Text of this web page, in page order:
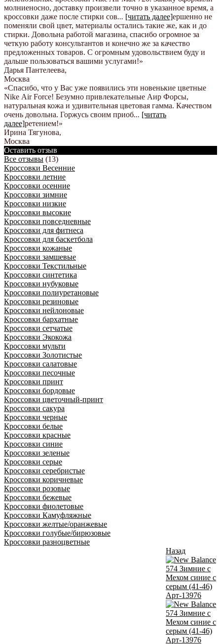
молниеносно, доставку произвели точно в указанное время, а
кроссовки даже после стирки сов... [читать далее]ершенно не
поменяли свой цвет, материалы остались такие же, как и до
стирки. Довольна работой магазина, спасибо огромное за
четкую работу консультантов и конечно же за качество
предложенных товаров. С огромным удовольствием буду и
дальше пользоваться вашими услугами!»
Дарья Пантелеева,
Москва
«Спасибо, что у Вас уже появились эти новенькие цветные
Nike Аir Force! Безумно привлекательные Аир Форсы,
натуральная кожа и удивительная цветовая гамма. Качеством
очень довольна. Горжусь своим приоб... [читать
далее]ретением!»
Ирина Тягунова,
Москва
Оставить отзыв
Все отзывы (13)
Кроссовки Весенние
Кроссовки летние
Кроссовки осенние
Кроссовки зимние
Кроссовки низкие
Кроссовки высокие
Кроссовки повседневные
Кроссовки для фитнеса
Кроссовки для баскетбола
Кроссовки кожаные
Кроссовки замшевые
Кроссовки Текстильные
Кроссовки синтетика
Кроссовки нубуковые
Кроссовки полиуретановые
Кроссовки резиновые
Кроссовки нейлоновые
Кроссовки бархатные
Кроссовки сетчатые
Кроссовки Экокожа
Кроссовки мульти
Кроссовки Золотистые
Кроссовки салатовые
Кроссовки песочные
Кроссовки принт
Кроссовки бордовые
Кроссовки цветочный-принт
Кроссовки сакура
Кроссовки черные
Кроссовки белые
Кроссовки красные
Кроссовки синие
Кроссовки зеленые
Кроссовки серые
Кроссовки серебристые
Кроссовки коричневые
Кроссовки розовые
Кроссовки бежевые
Кроссовки фиолетовые
Кроссовки Камуфляжные
Кроссовки желтые/оранжевые
Кроссовки голубые/бирюзовые
Кроссовки разноцветные
Назад